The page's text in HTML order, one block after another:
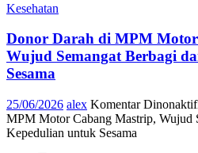
Kesehatan
Donor Darah di MPM
Wujud Semangat Berbagi
Sesama
25/06/2026 alex Komentar
MPM Motor Cabang Mastrip, Wujud
Kepedulian untuk Sesama